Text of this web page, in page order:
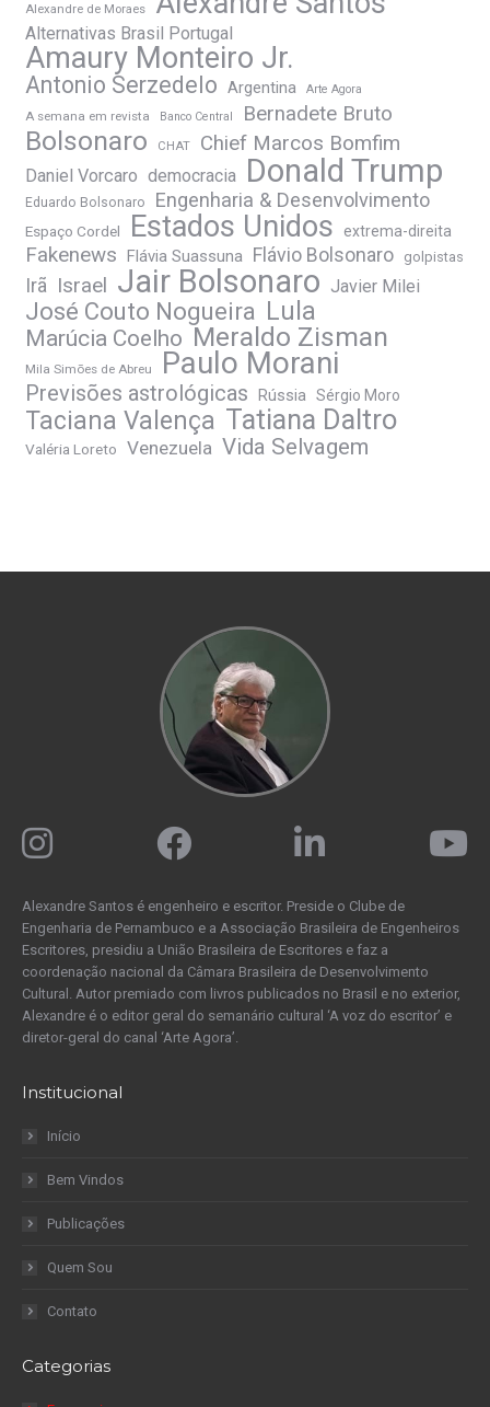
Alexandre de Moraes
Alternativas Brasil Portugal
Amaury Monteiro Jr.
Antonio Serzedelo Argentina Arte Agora
A semana em revista Banco Central Bernadete Bruto
Bolsonaro CHAT Chief Marcos Bomfim
Daniel Vorcaro democracia Donald Trump
Eduardo Bolsonaro Engenharia & Desenvolvimento
Espaço Cordel Estados Unidos extrema-direita
Fakenews Flávia Suassuna Flávio Bolsonaro golpistas
Irã Israel Jair Bolsonaro Javier Milei
José Couto Nogueira Lula
Marúcia Coelho Meraldo Zisman
Mila Simões de Abreu Paulo Morani
Previsões astrológicas Rússia Sérgio Moro
Taciana Valença Tatiana Daltro
Valéria Loreto Venezuela Vida Selvagem
Alexandre Santos é engenheiro e escritor. Preside o Clube de
Engenharia de Pernambuco e a Associação Brasileira de Engenheiros
Escritores, presidiu a União Brasileira de Escritores e faz a
coordenação nacional da Câmara Brasileira de Desenvolvimento
Cultural. Autor premiado com livros publicados no Brasil e no exterior,
Alexandre é o editor geral do semanário cultural ‘A voz do escritor’ e
diretor-geral do canal ‘Arte Agora’.
Institucional
Início
Bem Vindos
Publicações
Quem Sou
Contato
Categorias